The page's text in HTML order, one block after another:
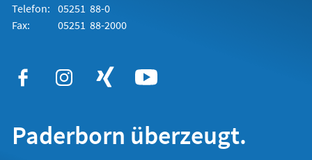
Telefon: 05251 88-0
Fax:
05251 88-2000
Paderborn überzeugt.